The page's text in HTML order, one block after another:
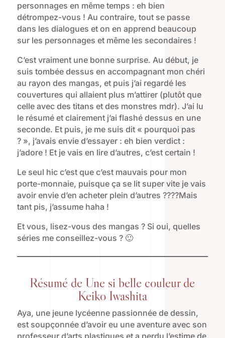
personnages en même temps : eh bien
détrompez-vous ! Au contraire, tout se passe
dans les dialogues et on en apprend beaucoup
sur les personnages et même les secondaires !
C’est vraiment une bonne surprise. Au début, je
suis tombée dessus en accompagnant mon chéri
au rayon des mangas, et puis j’ai regardé les
couvertures qui allaient plus m’attirer (plutôt que
celle avec des titans et des monstres mdr). J’ai lu
le résumé et clairement j’ai flashé dessus en une
seconde. Et puis, je me suis dit « pourquoi pas
? », j’avais envie d’essayer : eh bien verdict :
j’adore ! Et je vais en lire d’autres, c’est certain !
Le seul hic c’est que c’est mauvais pour mon
porte-monnaie, puisque ça se lit super vite je vais
avoir envie d’en acheter plein d’autres ????Mais
tant pis, j’assume haha !
Et vous, lisez-vous des mangas ? Si oui, quelles
séries me conseillez-vous ? 🙂
Résumé de Une si belle couleur de
Keiko Iwashita
Aya, une jeune lycéenne passionnée de dessin,
est soupçonnée d’avoir eu une aventure avec son